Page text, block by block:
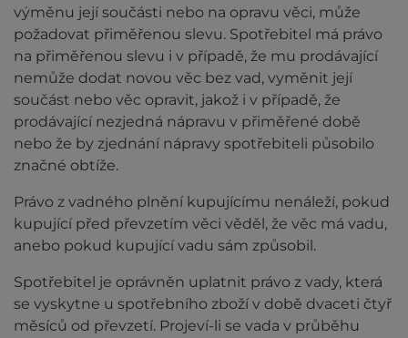
výměnu její součásti nebo na opravu věci, může
požadovat přiměřenou slevu. Spotřebitel má právo
na přiměřenou slevu i v případě, že mu prodávající
nemůže dodat novou věc bez vad, vyměnit její
součást nebo věc opravit, jakož i v případě, že
prodávající nezjedná nápravu v přiměřené době
nebo že by zjednání nápravy spotřebiteli působilo
značné obtíže.
Právo z vadného plnění kupujícímu nenáleží, pokud
kupující před převzetím věci věděl, že věc má vadu,
anebo pokud kupující vadu sám způsobil.
Spotřebitel je oprávněn uplatnit právo z vady, která
se vyskytne u spotřebního zboží v době dvaceti čtyř
měsíců od převzetí. Projeví-li se vada v průběhu